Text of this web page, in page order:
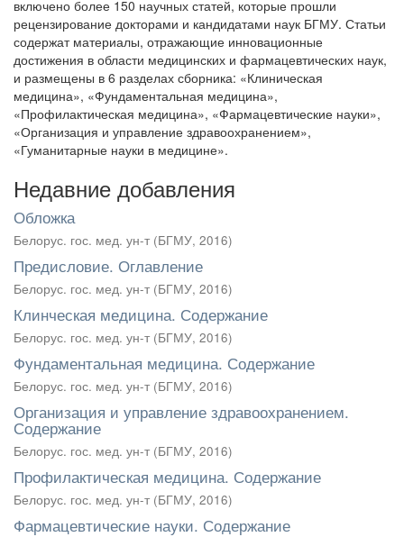
включено более 150 научных статей, которые прошли
рецензирование докторами и кандидатами наук БГМУ. Статьи
содержат материалы, отражающие инновационные
достижения в области медицинских и фармацевтических наук,
и размещены в 6 разделах сборника: «Клиническая
медицина», «Фундаментальная медицина»,
«Профилактическая медицина», «Фармацевтические науки»,
«Организация и управление здравоохранением»,
«Гуманитарные науки в медицине».
Недавние добавления
Обложка
Белорус. гос. мед. ун-т (БГМУ, 2016)
Предисловие. Оглавление
Белорус. гос. мед. ун-т (БГМУ, 2016)
Клинческая медицина. Содержание
Белорус. гос. мед. ун-т (БГМУ, 2016)
Фундаментальная медицина. Содержание
Белорус. гос. мед. ун-т (БГМУ, 2016)
Организация и управление здравоохранением.
Содержание
Белорус. гос. мед. ун-т (БГМУ, 2016)
Профилактическая медицина. Содержание
Белорус. гос. мед. ун-т (БГМУ, 2016)
Фармацевтические науки. Содержание